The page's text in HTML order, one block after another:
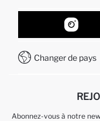
Suivi de la
Comment acheter sur
Comment payer sur
Nos Magasins
Formulaire de contact
Service Client +212 525
Changer de pays
Abonnez-vous à notre